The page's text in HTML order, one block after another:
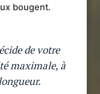
bougent.
de votre
maximale, à